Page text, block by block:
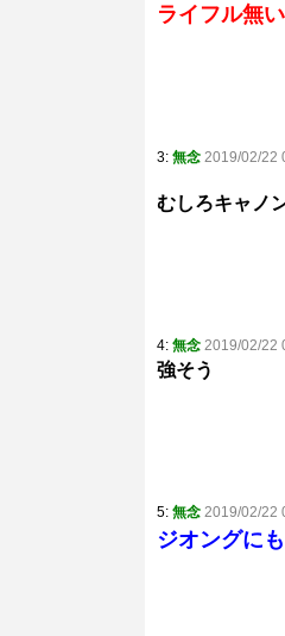
ライフル無
3: 無念 2019/02/22
むしろキャノ
4: 無念 2019/02/22
強そう
5: 無念 2019/02/22
ジオングに